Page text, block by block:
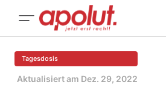
Tagesdosis
Aktualisiert am Dez. 29, 2022